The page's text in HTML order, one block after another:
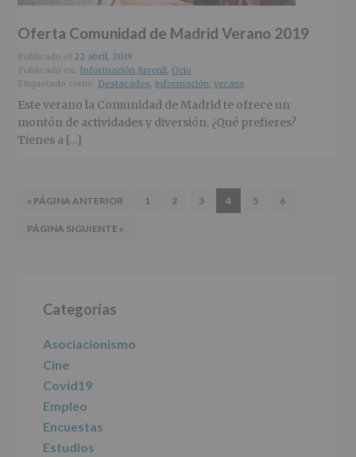
Oferta Comunidad de Madrid Verano 2019
Publicado el 22 abril, 2019
Publicado en: Información Juvenil, Ocio
Etiquetado como: Destacados,información,verano
Este verano la Comunidad de Madrid te ofrece un
montón de actividades y diversión. ¿Qué prefieres?
Tienes a […]
« IR
LA
PÁGINA ANTERIOR
IR1
IR
2
IR
3
IR
A
4
IR
5
IR
6
IR
PÁGINA SIGUIENTE »
lateral
principal
Categorías
Asociacionismo
Cine
Covid19
Empleo
Encuestas
Estudios